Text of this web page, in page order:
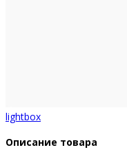
lightbox
Описание товара